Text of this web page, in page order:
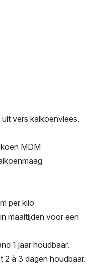
vers kalkoenvlees.
MDM
per kilo
maaltijden voor een
1 jaar houdbaar.
2 à 3 dagen houdbaar.